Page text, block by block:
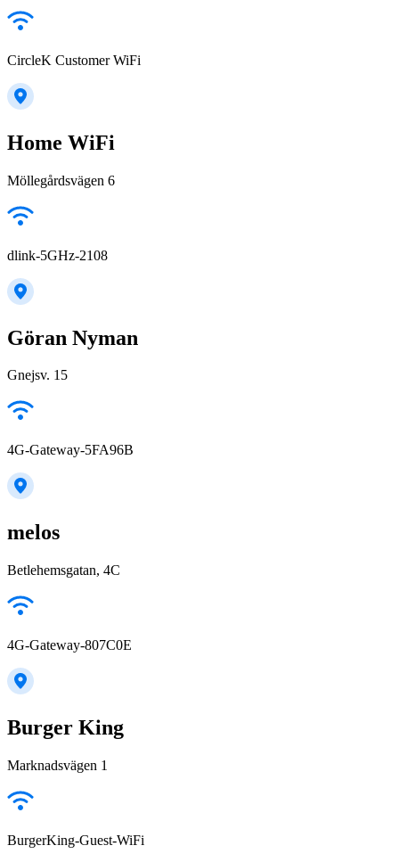
CircleK Customer WiFi
Home WiFi
Möllegårdsvägen 6
dlink-5GHz-2108
Göran Nyman
Gnejsv. 15
4G-Gateway-5FA96B
melos
Betlehemsgatan, 4C
4G-Gateway-807C0E
Burger King
Marknadsvägen 1
BurgerKing-Guest-WiFi